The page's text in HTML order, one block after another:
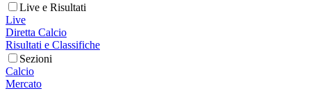
Live e Risultati
Live
Diretta Calcio
Risultati e Classifiche
Sezioni
Calcio
Mercato